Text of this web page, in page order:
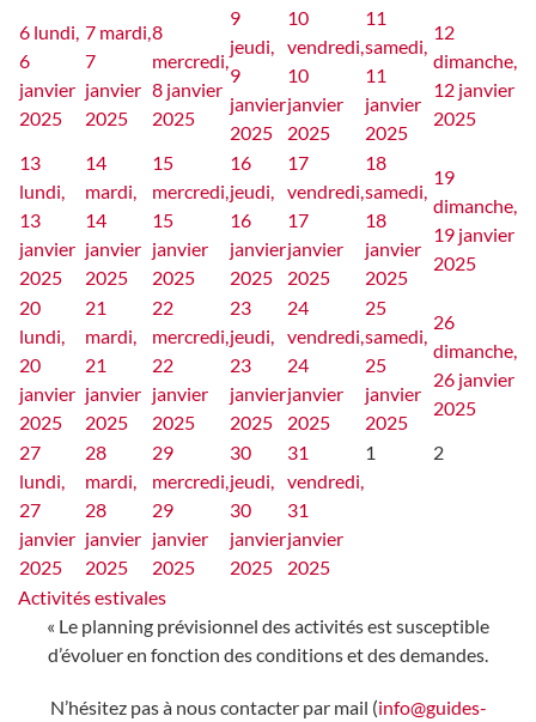
6 lundi,
6
janvier
2025
7 mardi,
7
janvier
2025
8
mercredi,
8 janvier
2025
9
jeudi,
9
janvier
2025
10
vendredi,
10
janvier
2025
11
samedi,
11
janvier
2025
12
dimanche,
12 janvier
2025
13
lundi,
13
janvier
2025
14
mardi,
14
janvier
2025
15
mercredi,
15
janvier
2025
16
jeudi,
16
janvier
2025
17
vendredi,
17
janvier
2025
18
samedi,
18
janvier
2025
19
dimanche,
19 janvier
2025
20
lundi,
20
janvier
2025
21
mardi,
21
janvier
2025
22
mercredi,
22
janvier
2025
23
jeudi,
23
janvier
2025
24
vendredi,
24
janvier
2025
25
samedi,
25
janvier
2025
26
dimanche,
26 janvier
2025
27
lundi,
27
janvier
2025
28
mardi,
28
janvier
2025
29
mercredi,
29
janvier
2025
30
jeudi,
30
janvier
2025
31
vendredi,
31
janvier
2025
1 2
Activités estivales
« Le planning prévisionnel des activités est susceptible
d’évoluer en fonction des conditions et des demandes.
N’hésitez pas à nous contacter par mail (info@guides-